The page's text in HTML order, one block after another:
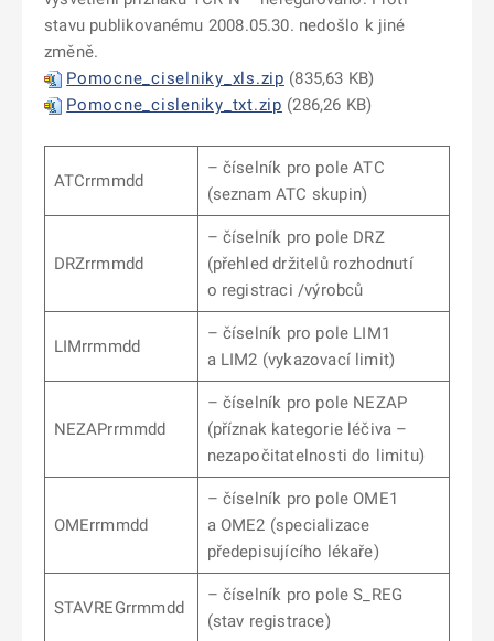
stavu publikovanému 2008.05.30. nedošlo k jiné
změně.
Pomocne_ciselniky_xls.zip (835,63 KB)
Pomocne_cisleniky_txt.zip (286,26 KB)
ATCrrmmdd
– číselník pro pole ATC
(seznam ATC skupin)
DRZrrmmdd
– číselník pro pole DRZ
(přehled držitelů rozhodnutí
o registraci /výrobců
LIMrrmmdd
– číselník pro pole LIM1
a LIM2 (vykazovací limit)
NEZAPrrmmdd
– číselník pro pole NEZAP
(příznak kategorie léčiva –
nezapočitatelnosti do limitu)
OMErrmmdd
– číselník pro pole OME1
a OME2 (specializace
předepisujícího lékaře)
STAVREGrrmmdd
– číselník pro pole S_REG
(stav registrace)